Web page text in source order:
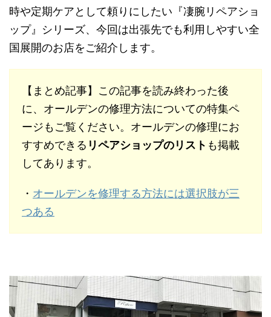
時や定期ケアとして頼りにしたい『凄腕リペアショ
ップ』シリーズ、今回は出張先でも利用しやすい全
国展開のお店をご紹介します。
【まとめ記事】この記事を読み終わった後
に、オールデンの修理方法についての特集ペ
ージもご覧ください。オールデンの修理にお
すすめできる リペアショップのリスト も掲載
してあります。
・ オールデンを修理する方法には選択肢が三
つある